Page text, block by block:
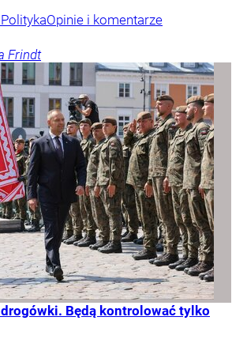
PolitykaOpinie i komentarze
Frindt
drogówki. Będą kontrolować tylko